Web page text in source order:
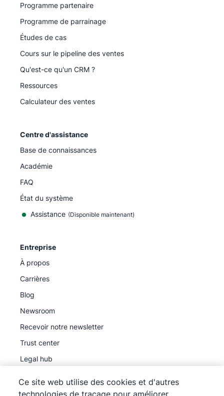
Programme partenaire
Programme de parrainage
Études de cas
Cours sur le pipeline des ventes
Qu'est-ce qu'un CRM ?
Ressources
Calculateur des ventes
Centre d'assistance
Base de connaissances
Académie
FAQ
État du système
Assistance (Disponible maintenant)
Entreprise
À propos
Carrières
Blog
Newsroom
Recevoir notre newsletter
Trust center
Legal hub
Ce site web utilise des cookies et d'autres
technologies de traçage pour améliorer